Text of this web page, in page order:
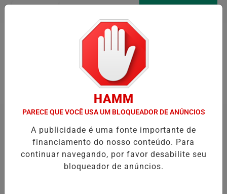
Pesquisar Notícia
HAMM
PARECE QUE VOCÊ USA UM BLOQUEADOR DE ANÚNCIOS
A publicidade é uma fonte importante de
financiamento do nosso conteúdo. Para
continuar navegando, por favor desabilite seu
bloqueador de anúncios.